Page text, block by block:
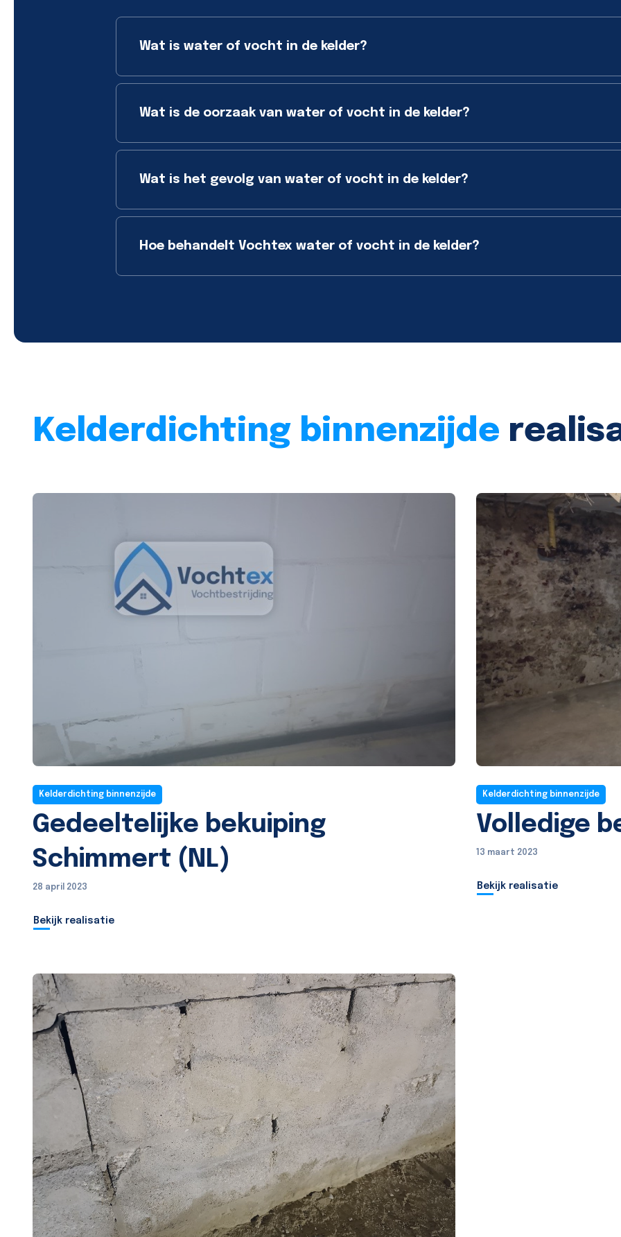
Wat is water of vocht in de kelder?
Wat is de oorzaak van water of vocht in de kelder?
Wat is het gevolg van water of vocht in de kelder?
Hoe behandelt Vochtex water of vocht in de kelder?
Kelderdichting binnenzijde
Kelderdichting binnenzijde
Gedeeltelijke bekuiping
Schimmert (NL)
28 april 2023
Bekijk realisatie
Kelderdichting binnenzijde
Volledige
13 maart 2023
Bekijk realisatie